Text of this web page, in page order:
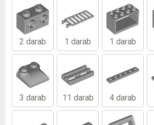
2 darab 1 darab 1 darab
3 darab 11 darab 4 darab